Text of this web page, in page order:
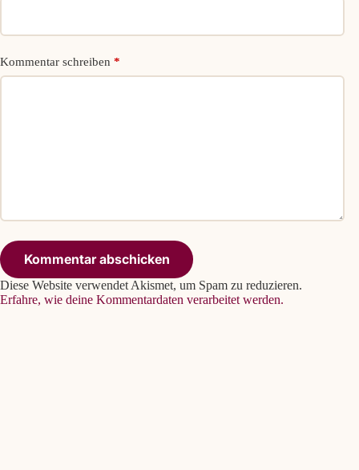
Kommentar schreiben *
Kommentar abschicken
Diese Website verwendet Akismet, um Spam zu reduzieren.
Erfahre, wie deine Kommentardaten verarbeitet werden.